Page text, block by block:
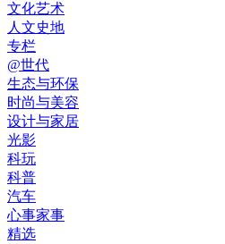
文化艺术
人文史地
专栏
@世代
生态与环保
时尚与美容
设计与家居
光影
科玩
科普
汽车
心事家事
精选